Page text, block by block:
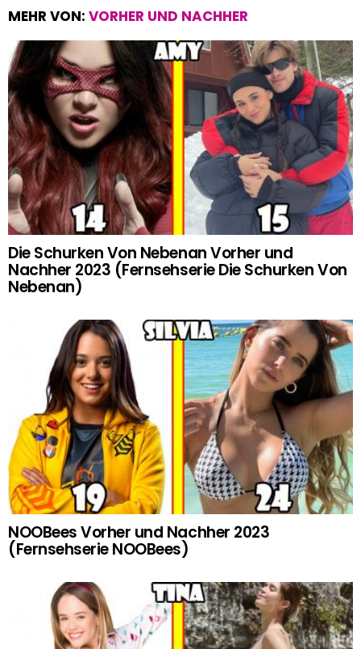
MEHR VON: VORHER UND NACHHER
Die Schurken Von Nebenan Vorher und
Nachher 2023 (Fernsehserie Die Schurken Von
Nebenan)
NOOBees Vorher und Nachher 2023
(Fernsehserie NOOBees)